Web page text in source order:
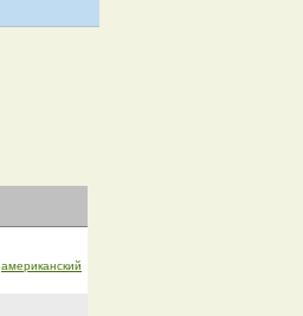
американский